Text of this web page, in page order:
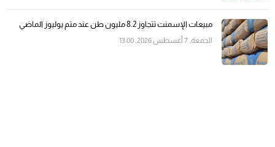
مبيعات الإسمنت تتجاوز 8.2 مليون طن عند متم يوليوز الماضي
الجمعة, 7 أغسطس 2026, 13:00